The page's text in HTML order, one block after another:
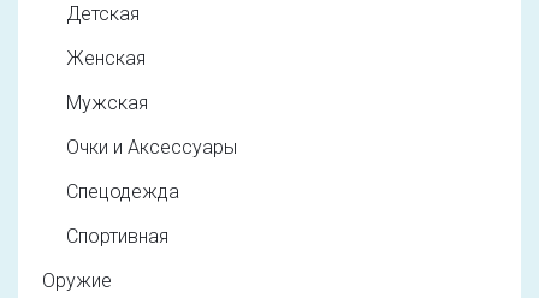
Детская
Женская
Мужская
Очки и Аксессуары
Спецодежда
Спортивная
Оружие